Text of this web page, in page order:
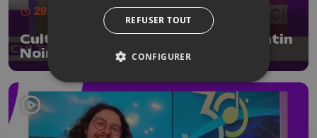
29 min - Publié le 15/05/2026
CultureL avec le réalisateur Quentin
Noirfalisse pour "Métisses, 5
femmes contre un crime d'état"
REFUSER TOUT
CONFIGURER